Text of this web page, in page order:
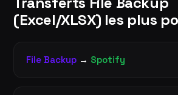
(Excel/XLSX) les plus
File Backup → Spotify